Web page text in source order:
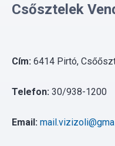
Csősztelek
Cím: 6414 Pirtó,
Telefon: 30/938-1200
Email: